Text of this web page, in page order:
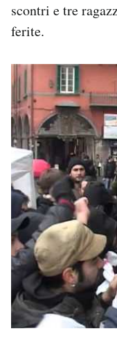
scontri e tre
ferite.